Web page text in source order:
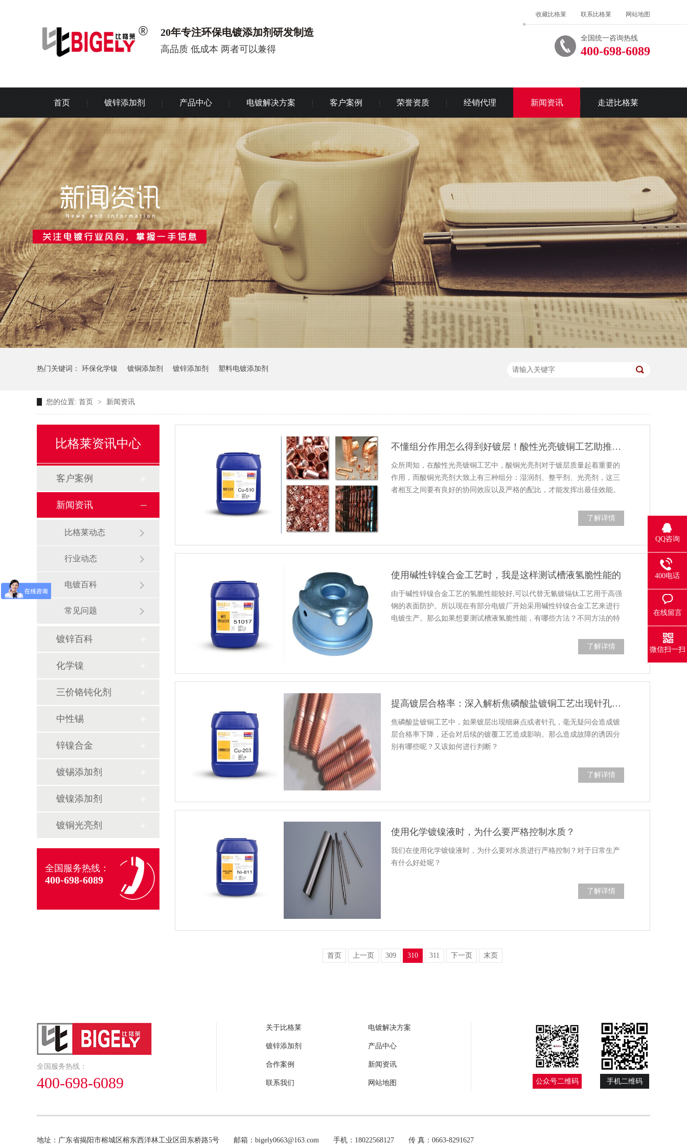
收藏比格莱 联系比格莱 网站地图
全国统一咨询热线
400-698-6089
20年专注环保电镀添加剂研发制造
高品质 低成本 两者可以兼得
首页 镀锌添加剂 产品中心 电镀解决方案 客户案例 荣誉资质 经销代理 新闻资讯 走进比格莱
热门关键词： 环保化学镍 镀铜添加剂 镀锌添加剂 塑料电镀添加剂
您的位置: 首页 > 新闻资讯
比格莱资讯中心
客户案例
新闻资讯
比格莱动态
行业动态
电镀百科
常见问题
镀锌百科
化学镍
三价铬钝化剂
中性锡
锌镍合金
镀锡添加剂
镀镍添加剂
镀铜光亮剂
全国服务热线：
400-698-6089
不懂组分作用怎么得到好镀层！酸性光亮镀铜工艺助推电镀厂C位出道
众所周知，在酸性光亮镀铜工艺中，酸铜光亮剂对于镀层质量起着重要的
作用，而酸铜光亮剂大致上有三种组分：湿润剂、整平剂、光亮剂，这三
者相互之间要有良好的协同效应以及严格的配比，才能发挥出最佳效能。
了解详情
使用碱性锌镍合金工艺时，我是这样测试槽液氢脆性能的
由于碱性锌镍合金工艺的氢脆性能较好,可以代替无氰镀镉钛工艺用于高强
钢的表面防护。所以现在有部分电镀厂开始采用碱性锌镍合金工艺来进行
电镀生产。那么如果想要测试槽液氢脆性能，有哪些方法？不同方法的特
了解详情
提高镀层合格率：深入解析焦磷酸盐镀铜工艺出现针孔的原因
焦磷酸盐镀铜工艺中，如果镀层出现细麻点或者针孔，毫无疑问会造成镀
层合格率下降，还会对后续的镀覆工艺造成影响。那么造成故障的诱因分
别有哪些呢？又该如何进行判断？
了解详情
使用化学镀镍液时，为什么要严格控制水质？
我们在使用化学镀镍液时，为什么要对水质进行严格控制？对于日常生产
有什么好处呢？
了解详情
首页 上一页 309 310 311 下一页 末页
公众号二维码 手机二维码
全国服务热线：
400-698-6089
关于比格莱 电镀解决方案
镀锌添加剂 产品中心
合作案例 新闻资讯
联系我们 网站地图
地址：广东省揭阳市榕城区榕东西洋林工业区田东桥路5号 邮箱：bigely0663@163.com 手机：18022568127 传 真：0663-8291627
QQ咨询
400电话
在线留言
微信扫一扫